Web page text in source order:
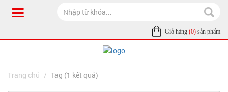
Giỏ hàng (0) sản phẩm
Trang chủ Tag (1 kết quả)